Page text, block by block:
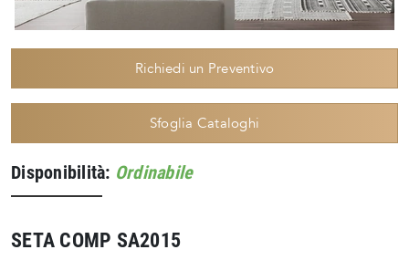
Richiedi un Preventivo
Sfoglia Cataloghi
Disponibilità: Ordinabile
SETA COMP SA2015